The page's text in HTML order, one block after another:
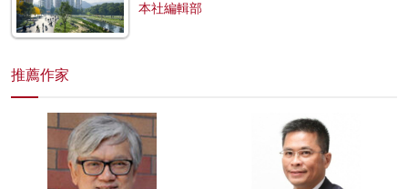
本社編輯部
推薦作家